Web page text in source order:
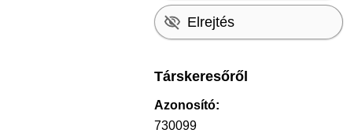
Elrejtés
Társkeresőről
Azonosító:
730099